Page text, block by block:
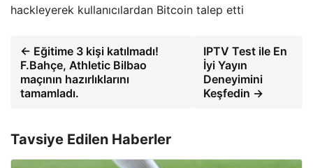
hackleyerek kullanıcılardan Bitcoin talep etti
← Eğitime 3 kişi katılmadı!
F.Bahçe, Athletic Bilbao
maçının hazırlıklarını
tamamladı.
IPTV Test ile En
İyi Yayın
Deneyimini
Keşfedin →
Tavsiye Edilen Haberler